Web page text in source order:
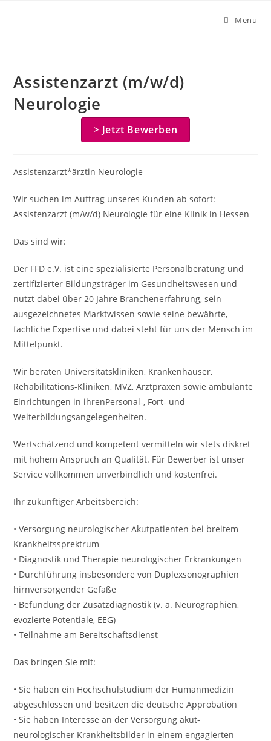
Menü
Assistenzarzt (m/w/d)
Neurologie
> Jetzt Bewerben
Assistenzarzt*ärztin Neurologie
Wir suchen im Auftrag unseres Kunden ab sofort:
Assistenzarzt (m/w/d) Neurologie für eine Klinik in Hessen
Das sind wir:
Der FFD e.V. ist eine spezialisierte Personalberatung und
zertifizierter Bildungsträger im Gesundheitswesen und
nutzt dabei über 20 Jahre Branchenerfahrung, sein
ausgezeichnetes Marktwissen sowie seine bewährte,
fachliche Expertise und dabei steht für uns der Mensch im
Mittelpunkt.
Wir beraten Universitätskliniken, Krankenhäuser,
Rehabilitations-Kliniken, MVZ, Arztpraxen sowie ambulante
Einrichtungen in ihrenPersonal-, Fort- und
Weiterbildungsangelegenheiten.
Wertschätzend und kompetent vermitteln wir stets diskret
mit hohem Anspruch an Qualität. Für Bewerber ist unser
Service vollkommen unverbindlich und kostenfrei.
Ihr zukünftiger Arbeitsbereich:
• Versorgung neurologischer Akutpatienten bei breitem
Krankheitssprektrum
• Diagnostik und Therapie neurologischer Erkrankungen
• Durchführung insbesondere von Duplexsonographien
hirnversorgender Gefäße
• Befundung der Zusatzdiagnostik (v. a. Neurographien,
evozierte Potentiale, EEG)
• Teilnahme am Bereitschaftsdienst
Das bringen Sie mit:
• Sie haben ein Hochschulstudium der Humanmedizin
abgeschlossen und besitzen die deutsche Approbation
• Sie haben Interesse an der Versorgung akut-
neurologischer Krankheitsbilder in einem engagierten